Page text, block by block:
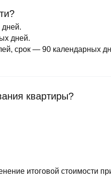
дней.
срок — 90 календарных
квартиры?
итоговой стоимости